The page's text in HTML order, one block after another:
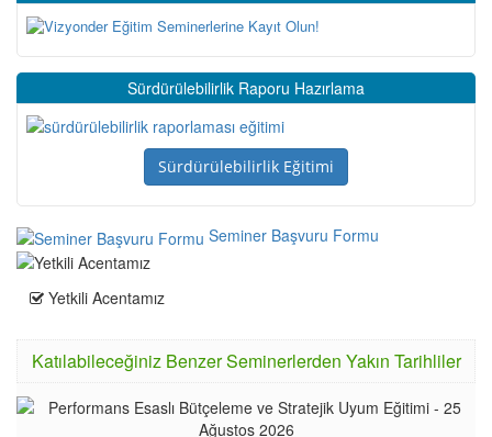
Sürdürülebilirlik Raporu Hazırlama
Sürdürülebilirlik Eğitimi
Seminer Başvuru Formu
Yetkili Acentamız
Katılabileceğiniz Benzer Seminerlerden Yakın Tarihliler